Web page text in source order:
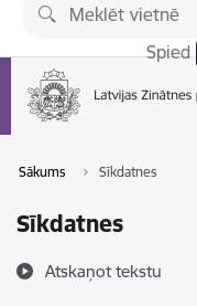
Pāriet uz lapas saturu
Spied
Sākums Sīkdatnes
Sīkdatnes
Atskaņot tekstu